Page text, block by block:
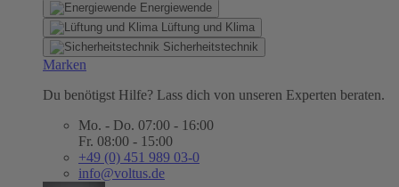
Energiewende
Lüftung und Klima
Sicherheitstechnik
Marken
Du benötigst Hilfe? Lass dich von unseren Experten beraten.
Mo. - Do. 07:00 - 16:00
Fr. 08:00 - 15:00
+49 (0) 451 989 03-0
info@voltus.de